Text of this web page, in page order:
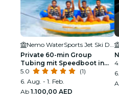
Private 60-min Group
Tubing mit Speedboot in
Dubai
5.0
(1)
6. Aug. - 1. Feb.
Ab 1.100,00 AED